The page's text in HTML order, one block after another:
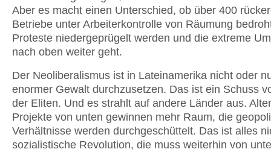
Aber es macht einen Unterschied, ob über 400
Betriebe unter Arbeiterkontrolle von Räumung
Proteste niedergeprügelt werden und die extreme
nach oben weiter geht.
Der Neoliberalismus ist in Lateinamerika nicht oder
enormer Gewalt durchzusetzen. Das ist ein Schuss
der Eliten. Und es strahlt auf andere Länder aus.
Projekte von unten gewinnen mehr Raum, die
Verhältnisse werden durchgeschüttelt. Das ist alles
sozialistische Revolution, die muss weiterhin von